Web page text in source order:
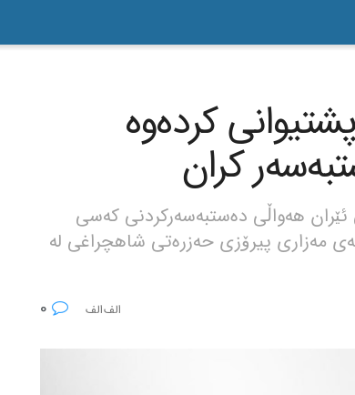
پشتیوانی کردەوە
کران
هەواڵی دەستبەسەرکردنی کەسی
مەزاری پیرۆزی حەزرەتی شاهچراغی لە